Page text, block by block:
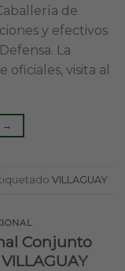
de
y efectivos
La
oficiales, visita al
→
VILLAGUAY
Conjunto